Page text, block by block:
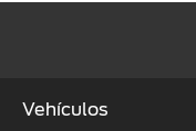
Vehículos